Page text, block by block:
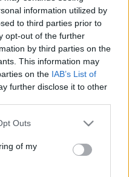
information utilized by
to third parties prior to
opt-out of the further
by third parties on the
This information may
on the IAB’s List of
further disclose it to other
uses one or more Google
You may click to
its third-party tags to
purposes in below Google
Outs
of my